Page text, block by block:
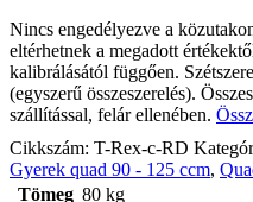
Nincs engedélyezve a
eltérhetnek a megadott
kalibrálásától függően.
(egyszerű összeszerelés).
szállítással, felár ellenében.
Cikkszám: T-Rex-c-RD
Gyerek quad 90 - 125 ccm,
Tömeg 80 kg